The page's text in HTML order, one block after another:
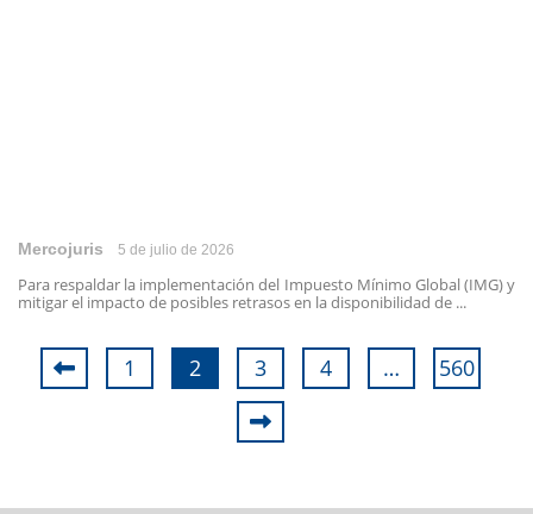
Mercojuris 5 de julio de 2026
Para respaldar la implementación del Impuesto Mínimo Global (IMG) y
mitigar el impacto de posibles retrasos en la disponibilidad de ...
1 2 3 4 … 560